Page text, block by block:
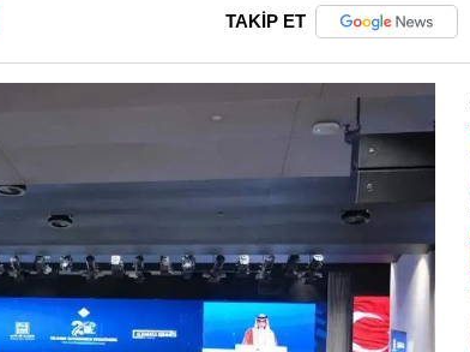
TAKİP ET